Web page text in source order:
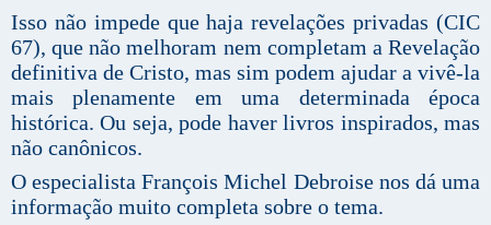
Isso não impede que haja revelações privadas (CIC
67), que não melhoram nem completam a Revelação
definitiva de Cristo, mas sim podem ajudar a vivê-la
mais plenamente em uma determinada época
histórica. Ou seja, pode haver livros inspirados, mas
não canônicos.
O especialista François Michel Debroise nos dá uma
informação muito completa sobre o tema.